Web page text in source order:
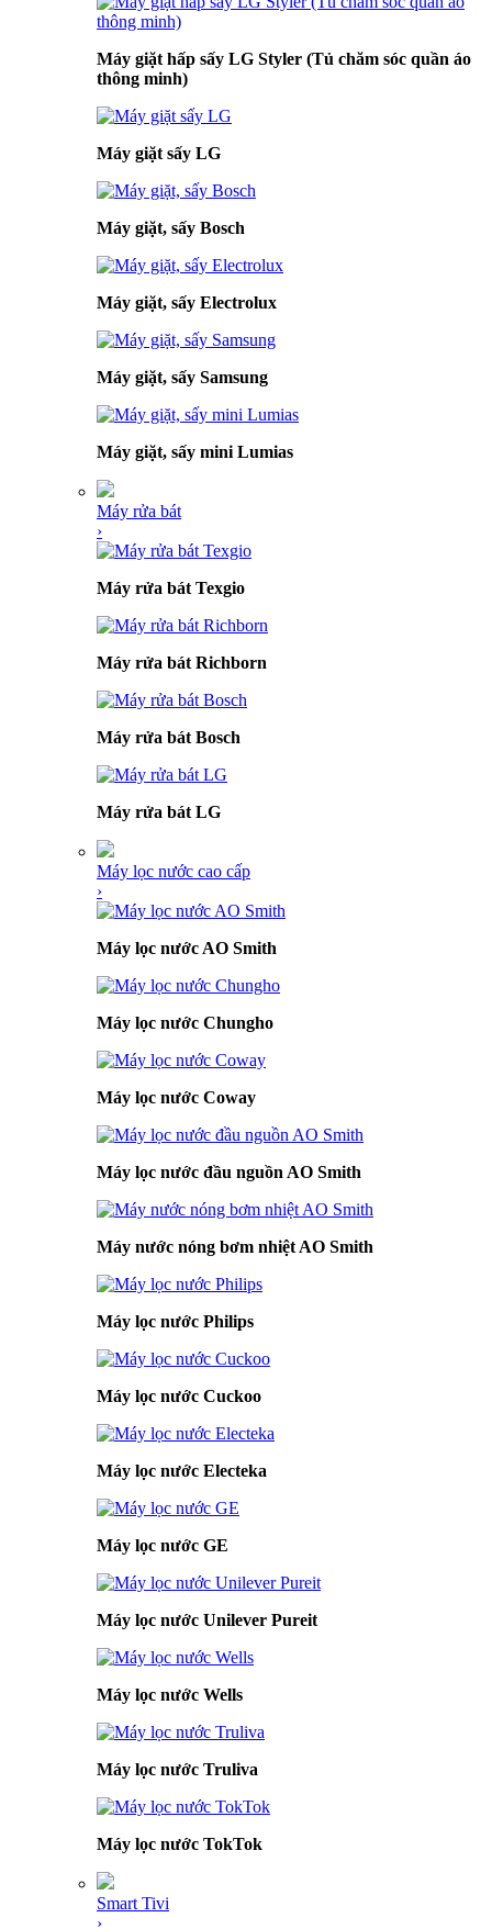
Máy giặt hấp sấy LG Styler (Tủ chăm sóc quần áo
thông minh)
Máy giặt sấy LG
Máy giặt, sấy Bosch
Máy giặt, sấy Electrolux
Máy giặt, sấy Samsung
Máy giặt, sấy mini Lumias
Máy rửa bát
›
Máy rửa bát Texgio
Máy rửa bát Richborn
Máy rửa bát Bosch
Máy rửa bát LG
Máy lọc nước cao cấp
›
Máy lọc nước AO Smith
Máy lọc nước Chungho
Máy lọc nước Coway
Máy lọc nước đầu nguồn AO Smith
Máy nước nóng bơm nhiệt AO Smith
Máy lọc nước Philips
Máy lọc nước Cuckoo
Máy lọc nước Electeka
Máy lọc nước GE
Máy lọc nước Unilever Pureit
Máy lọc nước Wells
Máy lọc nước Truliva
Máy lọc nước TokTok
Smart Tivi
›